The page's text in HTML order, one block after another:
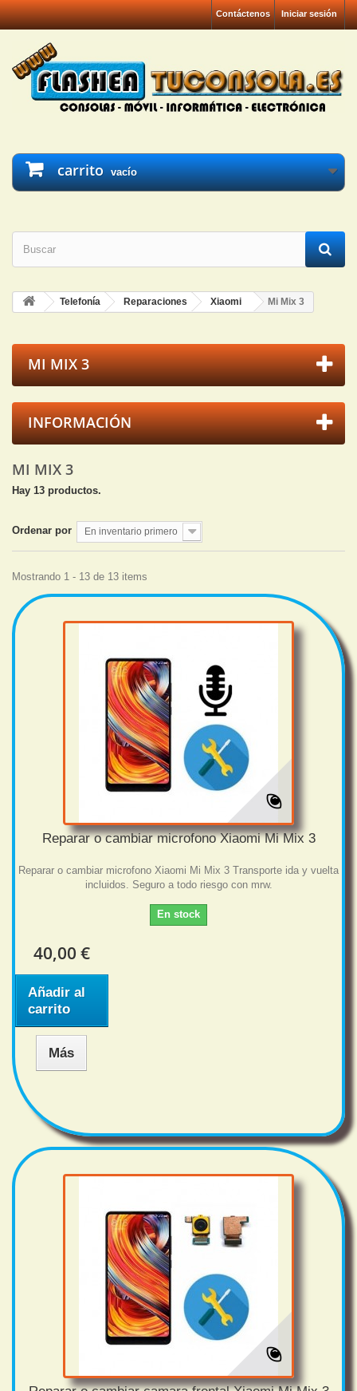
Iniciar sesión
Contáctenos
carrito vacío
Telefonía Reparaciones Xiaomi Mi Mix 3
MI MIX 3
INFORMACIÓN
MI MIX 3
Hay 13 productos.
Ordenar por En inventario primero
Mostrando 1 - 13 de 13 items
Reparar o cambiar microfono Xiaomi Mi Mix 3
Reparar o cambiar microfono Xiaomi Mi Mix 3 Transporte ida y vuelta
incluidos. Seguro a todo riesgo con mrw.
En stock
40,00 €
Añadir al
carrito
Más